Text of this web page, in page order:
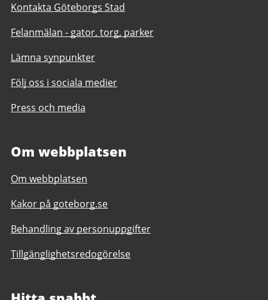
Kontakta Göteborgs Stad
Felanmälan - gator, torg, parker
Lämna synpunkter
Följ oss i sociala medier
Press och media
Om webbplatsen
Om webbplatsen
Kakor på goteborg.se
Behandling av personuppgifter
Tillgänglighetsredogörelse